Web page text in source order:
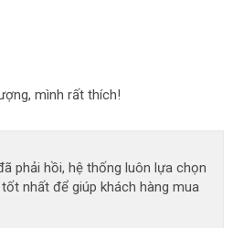
mình rất thích!
phải hồi, hệ thống luôn lựa chọn
nhất để giúp khách hàng mua